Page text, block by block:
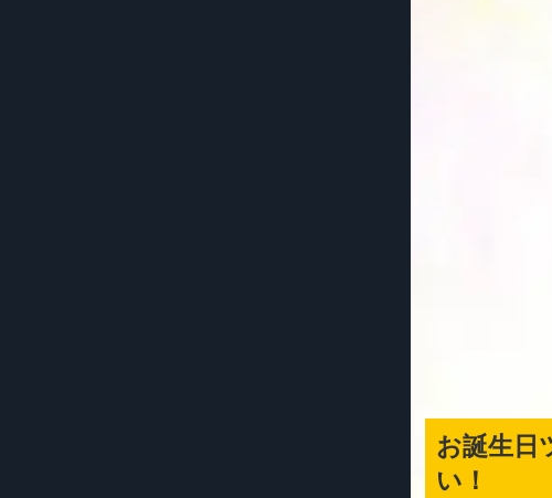
お誕生日
い！